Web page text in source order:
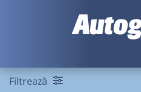
Filtrează